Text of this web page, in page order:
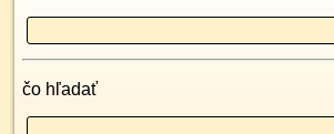
čo hľadať